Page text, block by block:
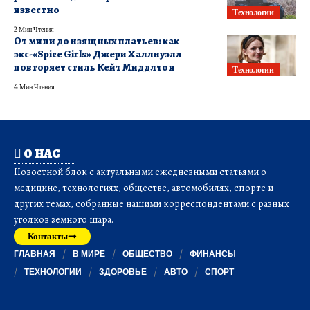
Технологии
известно
2 Мин Чтения
Технологии
От мини до изящных платьев: как
экс-«Spice Girls» Джери Халлиуэлл
повторяет стиль Кейт Миддлтон
4 Мин Чтения
О НАС
Новостной блок с актуальными ежедневными статьями о
медицине, технологиях, обществе, автомобилях, спорте и
других темах, собранные нашими корреспондентами с разных
уголков земного шара.
Контакты
ГЛАВНАЯ В МИРЕ ОБЩЕСТВО
ФИНАНСЫ
ТЕХНОЛОГИИ
ЗДОРОВЬЕ АВТО СПОРТ